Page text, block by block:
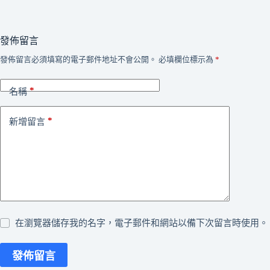
發佈留言
發佈留言必須填寫的電子郵件地址不會公開。 必填欄位標示為 *
名稱*
新增留言 *
在瀏覽器儲存我的名字，電子郵件和網站以備下次留言時使用。
發佈留言